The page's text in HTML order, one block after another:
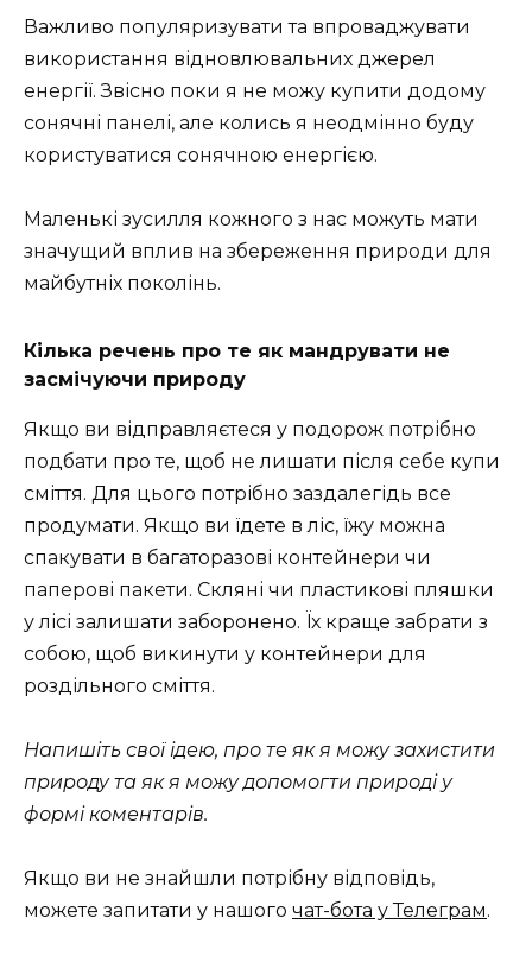
Важливо популяризувати та впроваджувати
використання відновлювальних джерел
енергії. Звісно поки я не можу купити додому
сонячні панелі, але колись я неодмінно буду
користуватися сонячною енергією.
Маленькі зусилля кожного з нас можуть мати
значущий вплив на збереження природи для
майбутніх поколінь.
Кілька речень про те як мандрувати не
засмічуючи природу
Якщо ви відправляєтеся у подорож потрібно
подбати про те, щоб не лишати після себе купи
сміття. Для цього потрібно заздалегідь все
продумати. Якщо ви їдете в ліс, їжу можна
спакувати в багаторазові контейнери чи
паперові пакети. Скляні чи пластикові пляшки
у лісі залишати заборонено. Їх краще забрати з
собою, щоб викинути у контейнери для
роздільного сміття.
Напишіть свої ідею, про те як я можу захистити
природу та як я можу допомогти природі у
формі коментарів.
Якщо ви не знайшли потрібну відповідь,
можете запитати у нашого чат-бота у Телеграм.